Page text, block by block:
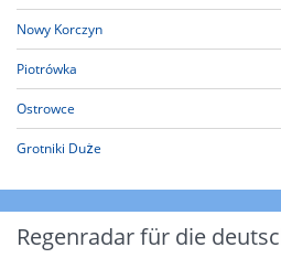
Nowy Korczyn
Piotrówka
Ostrowce
Grotniki Duże
Regenradar für die